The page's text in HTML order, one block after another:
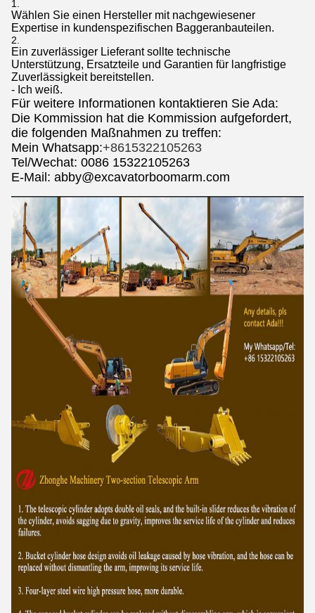
Wählen Sie einen Hersteller mit nachgewiesener
Expertise in kundenspezifischen Baggeranbauteilen.
Ein zuverlässiger Lieferant sollte technische
Unterstützung, Ersatzteile und Garantien für langfristige
Zuverlässigkeit bereitstellen.
- Ich weiß.
Für weitere Informationen kontaktieren Sie Ada:
Die Kommission hat die Kommission aufgefordert,
die folgenden Maßnahmen zu treffen:
Mein Whatsapp:+8615322105263
Tel/Wechat: 0086 15322105263
E-Mail: abby@excavatorboomarm.com